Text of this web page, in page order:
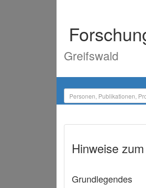
Greifswald
Hinweise
Grundlegendes